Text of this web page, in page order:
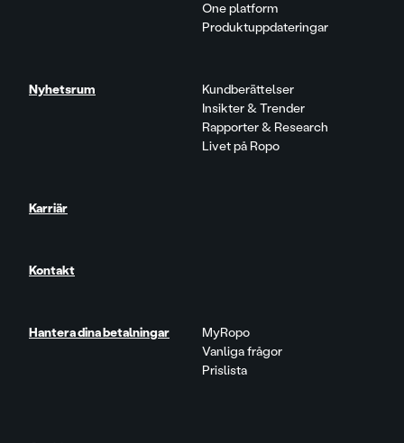
One platform
Produktuppdateringar
Nyhetsrum
Kundberättelser
Insikter & Trender
Rapporter & Research
Livet på Ropo
Karriär
Kontakt
Hantera dina betalningar
MyRopo
Vanliga frågor
Prislista